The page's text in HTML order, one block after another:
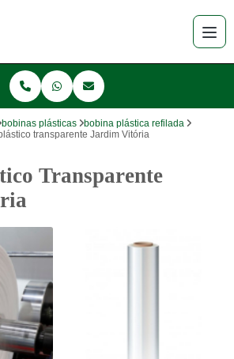
bobinas plásticas
bobina plástica refilada
transparente Jardim Vitória
Transparente